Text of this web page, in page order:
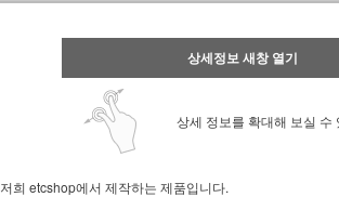
상세정보 새창 열기
상세 정보를 확대해 보실 수
저희 etcshop에서 제작하는 제품입니다.